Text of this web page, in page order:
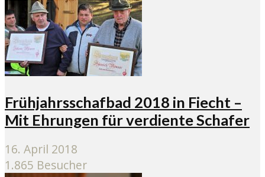
Frühjahrsschafbad 2018 in Fiecht –
Mit Ehrungen für verdiente Schafer
16. April 2018
1.865 Besucher